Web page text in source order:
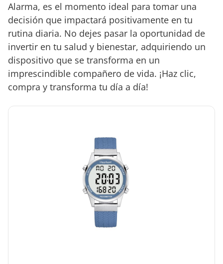
Alarma, es el momento ideal para tomar una
decisión que impactará positivamente en tu
rutina diaria. No dejes pasar la oportunidad de
invertir en tu salud y bienestar, adquiriendo un
dispositivo que se transforma en un
imprescindible compañero de vida. ¡Haz clic,
compra y transforma tu día a día!